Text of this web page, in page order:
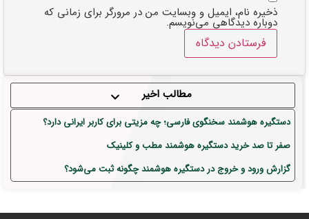
ذخیره نام، ایمیل و وبسایت من در مرورگر برای زمانی که
دوباره دیدگاهی می‌نویسم.
مطالب اخیر
دستگیره هوشمند سخنگوی فارسی؛ چه مزیتی برای کاربر ایرانی دارد؟
صفر تا صد خرید دستگیره هوشمند مطب و کلینیک
گزارش ورود و خروج در دستگیره هوشمند چگونه ثبت می‌شود؟